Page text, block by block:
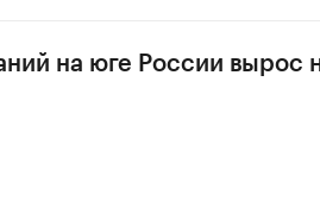
на юге России вырос